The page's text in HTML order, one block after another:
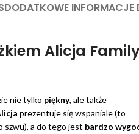
DODATKOWE INFORMACJE
Alicja
nie tylko piękny, ale także
prezentuje się wspaniale (to
szwu), a do tego jest bardzo